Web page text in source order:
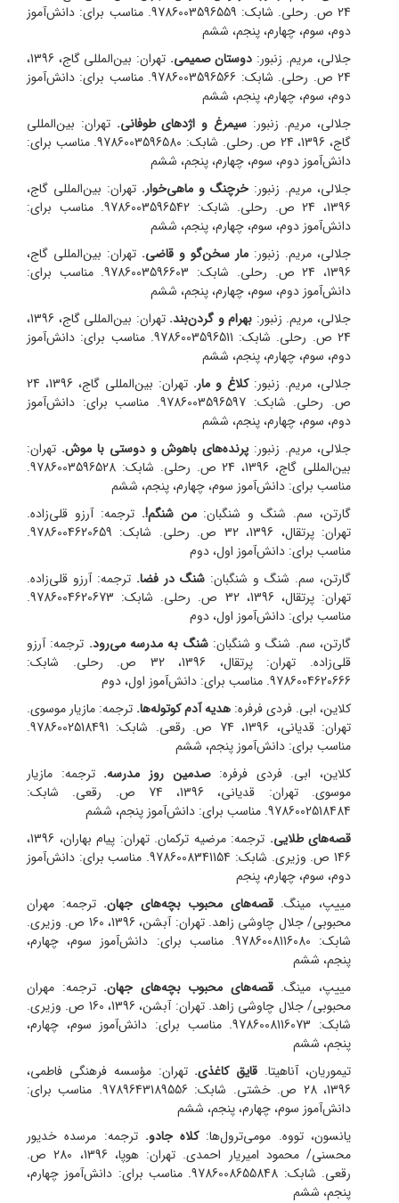
24 ص. رحلی. شابک: 9786003596559. مناسب برای: دانش‌آموز
دوم، سوم، چهارم، پنجم، ششم
جلالی، مریم. زنبور: دوستان صمیمی.
تهران: بین‌المللی گاج، 1396،
24 ص. رحلی. شابک: 9786003596566. مناسب برای: دانش‌آموز
دوم، سوم، چهارم، پنجم، ششم
جلالی، مریم. زنبور:سیمرغ و اژدهای طوفانی. تهران: بین‌المللی
گاج، 1396، 24 ص. رحلی. شابک: 9786003596580. مناسب برای:
دانش‌آموز دوم، سوم، چهارم، پنجم، ششم
جلالی، مریم. زنبور: خرچنگ و ماهی‌خوار. تهران: بین‌المللی گاج،
1396، 24 ص. رحلی. شابک: 9786003596542. مناسب برای:
دانش‌آموز دوم، سوم، چهارم، پنجم، ششم
جلالی، مریم. زنبور: مار سخن‌گو و قاضی. تهران: بین‌المللی گاج،
1396، 24 ص. رحلی. شابک: 9786003596603. مناسب برای:
دانش‌آموز دوم، سوم، چهارم، پنجم، ششم
جلالی، مریم. زنبور: بهرام و گردن‌بند.
تهران: بین‌المللی گاج، 1396،
24 ص. رحلی. شابک: 9786003596511. مناسب برای: دانش‌آموز
دوم، سوم، چهارم، پنجم، ششم
جلالی، مریم. زنبور:کلاغ و مار.
تهران: بین‌المللی گاج، 1396، 24
ص. رحلی. شابک: 9786003596597. مناسب برای: دانش‌آموز
دوم، سوم، چهارم، پنجم، ششم
جلالی، مریم. زنبور: پرنده‌های باهوش و دوستی با موش. تهران:
بین‌المللی گاج، 1396، 24 ص. رحلی. شابک: 9786003596528.
مناسب برای: دانش‌آموز سوم، چهارم، پنجم، ششم
گارتن، سم. شنگ و شنگبان:من شنگم!. ترجمه: آرزو قلی‌زاده.
تهران: پرتقال، 1396، 32 ص. رحلی. شابک: 9786004620659.
مناسب برای: دانش‌آموز اول، دوم
گارتن، سم. شنگ و شنگبان: شنگ در فضا. ترجمه: آرزو قلی‌زاده.
تهران: پرتقال، 1396، 32 ص. رحلی. شابک: 9786004620673.
مناسب برای: دانش‌آموز اول، دوم
گارتن، سم. شنگ و شنگبان:شنگ به مدرسه می‌رود. ترجمه: آرزو
قلی‌زاده. تهران: پرتقال، 1396، 32 ص. رحلی. شابک:
9786004620666. مناسب برای: دانش‌آموز اول، دوم
کلاین، ابی. فردی فرفره‌: هدیه آدم کوتوله‌ها. ترجمه: مازیار موسوی.
تهران: قدیانی، 1396، 74 ص. رقعی. شابک: 9786002518491.
مناسب برای: دانش‌آموز پنجم، ششم
کلاین، ابی. فردی فرفره‌:صدمین روز مدرسه. ترجمه: مازیار
موسوی. تهران: قدیانی، 1396، 74 ص. رقعی. شابک:
9786002518484. مناسب برای: دانش‌آموز پنجم، ششم
قصه‌های طلایی.
ترجمه: مرضیه ترکمان. تهران: پیام بهاران، 1396،
146 ص. وزیری. شابک: 9786008341154. مناسب برای: دانش‌آموز
دوم، سوم، چهارم، پنجم
مییپ، مینگ.قصه‌های محبوب بچه‌های جهان. ترجمه: مهران
محبوبی/ جلال چاوشی زاهد. تهران: آبشن، 1396، 160 ص. وزیری.
شابک: 9786008116080. مناسب برای: دانش‌آموز سوم، چهارم،
پنجم، ششم
مییپ، مینگ.قصه‌های محبوب بچه‌های جهان. ترجمه: مهران
محبوبی/ جلال چاوشی زاهد. تهران: آبشن، 1396، 160 ص. وزیری.
شابک: 9786008116073. مناسب برای: دانش‌آموز سوم، چهارم،
پنجم، ششم
تیموریان، آناهیتا. قایق کاغذی. تهران: مؤسسه فرهنگی فاطمی،
1396، 28 ص. خشتی. شابک: 9789643189556. مناسب برای:
دانش‌آموز سوم، چهارم، پنجم، ششم
یانسون، تووه. مومی‌ترول‌ها:کلاه جادو. ترجمه: مرسده خدیور
محسنی/ محمود امیریار احمدی. تهران: هوپا، 1396، 280 ص.
رقعی. شابک: 9786008655848. مناسب برای: دانش‌آموز چهارم،
پنجم، ششم